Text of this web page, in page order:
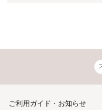
ご利用ガイド・お知らせ